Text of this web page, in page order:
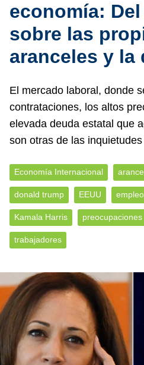
economía:
sobre las
aranceles y la
El mercado laboral, donde
contrataciones, los altos
elevada deuda estatal que
son otras de las
Economía Internacional
donald trump EEUU empleo
Kamala Harris preocupaciones
trabajadores